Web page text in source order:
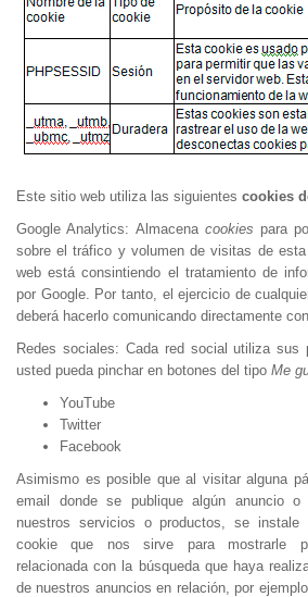
Este sitio web utiliza las siguientes cookies
Google Analytics: Almacena cookies para
sobre el tráfico y volumen de visitas de
web está consintiendo el tratamiento de
por Google. Por tanto, el ejercicio de
deberá hacerlo comunicando directamente
Redes sociales: Cada red social utiliza sus
usted pueda pinchar en botones del tipo Me
YouTube
Twitter
Facebook
Asimismo es posible que al visitar alguna
email donde se publique algún anuncio o
nuestros servicios o productos, se instale
cookie que nos sirve para mostrarle
relacionada con la búsqueda que haya
de nuestros anuncios en relación, por